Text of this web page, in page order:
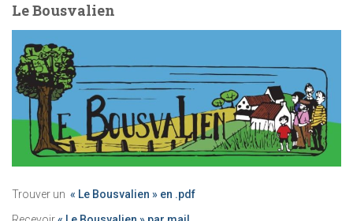
Le Bousvalien
Trouver un « Le Bousvalien » en .pdf